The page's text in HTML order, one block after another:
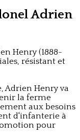
Adrien
Henry (1888-
résistant et
Adrien Henry va
la ferme
aux besoins
d'infanterie à
pour